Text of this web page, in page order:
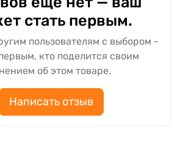
стать первым.
пользователям с выбором -
кто поделится своим
об этом товаре.
Написать отзыв